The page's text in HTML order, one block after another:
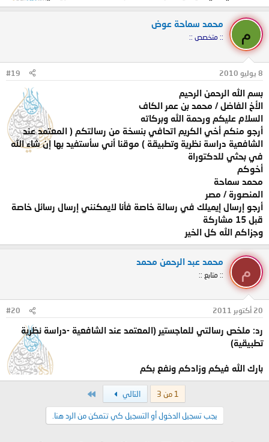
م
محمد سماحة عوض
:: متخصص ::
8 يوليو 2010 #19
بسم الله الرحمن الرحيم
الأخ الفاضل / محمد بن عمر الكاف
السلام عليكم ورحمة الله وبركاته
أرجو منكم أخي الكريم اتحافي بنسخة من رسالتكم ( المعتمد عند
الشافعية دراسة نظرية وتطبيقة ) موقنا أني سأستفيد بها إن شاء الله
في بحثي للدكتوراة
أخوكم
محمد سماحة
المنصورة / مصر
أرجو إرسال إيميلك في رسالة خاصة فأنا لايمكنني إرسال رسائل خاصة
قبل 15 مشاركة
وجزاكم الله كل الخير
م
محمد عبد الرحمن محمد
:: متابع ::
20 أكتوبر 2011 #20
رد: ملخص رسالتي للماجستير (المعتمد عند الشافعية -دراسة نظرية
تطبيقية)
بارك الله فيكم وزادكم ونفع بكم
1 من 3 التالي
يجب تسجيل الدخول أو التسجيل كي تتمكن من الرد هنا.